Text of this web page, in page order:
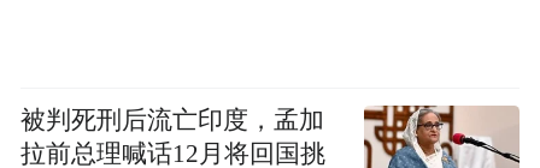
被判死刑后流亡印度，孟加
拉前总理喊话12月将回国挑